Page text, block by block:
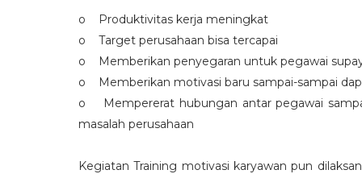
o Produktivitas kerja meningkat
o Target perusahaan bisa tercapai
o Memberikan penyegaran untuk pegawai
o Memberikan motivasi baru sampai-sampai
o Mempererat hubungan antar pegawai
masalah perusahaan
Kegiatan Training motivasi karyawan pun